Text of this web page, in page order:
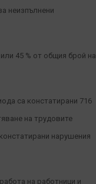
неизпълнени
45 % от общия брой на
са констатирани 716
на трудовите
нарушения
на работници и